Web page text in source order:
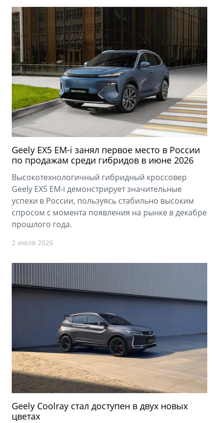
Geely EX5 EM-i занял первое место в России
по продажам среди гибридов в июне 2026
Высокотехнологичный гибридный кроссовер
Geely EX5 EM-i демонстрирует значительные
успехи в России, пользуясь стабильно высоким
спросом с момента появления на рынке в декабре
прошлого года.
2 июля 2026
Geely Coolray стал доступен в двух новых
цветах